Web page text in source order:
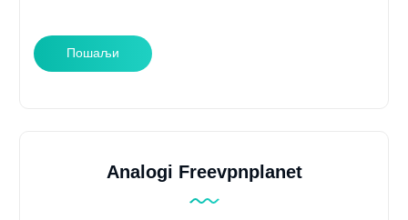
Пошаљи
Analogi Freevpnplanet